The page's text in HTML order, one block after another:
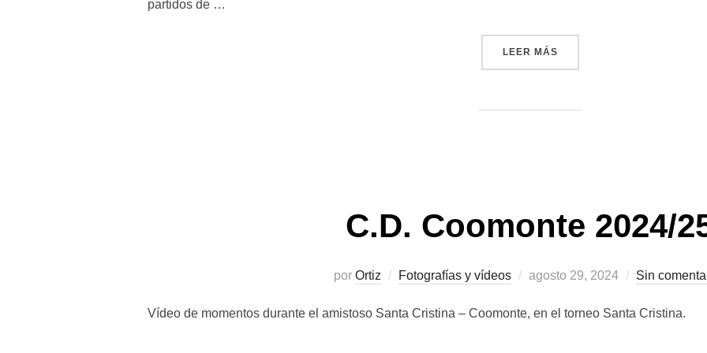
partidos de …
LEER MÁS
C.D. Coomonte 2024/
por Ortiz Fotografías y vídeos
Publicado
agosto 29, 2024 Sin
Vídeo de momentos durante el amistoso Santa Cristina – Coomonte, en el torneo Santa Cristina.